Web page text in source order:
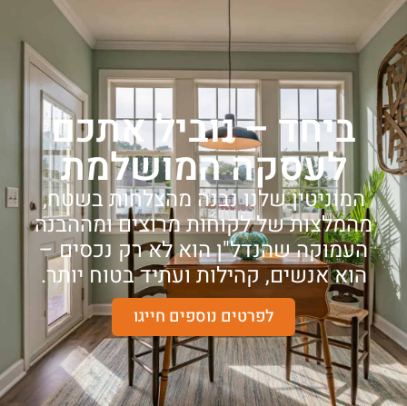
ביחד – נוביל אתכם
לעסקה המושלמת
המוניטין שלנו נבנה מהצלחות בשטח,
מהמלצות של לקוחות מרוצים ומההבנה
העמוקה שהנדל"ן הוא לא רק נכסים –
הוא אנשים, קהילות ועתיד בטוח יותר.
לפרטים נוספים חייגו